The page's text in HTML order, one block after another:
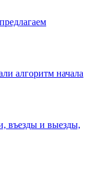
алгоритм начала
въезды и выезды,